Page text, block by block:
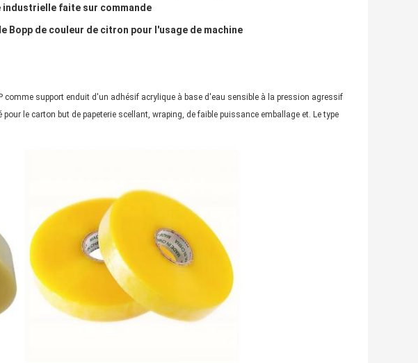
industrielle faite sur commande
Bopp de couleur de citron pour l'usage de machine
comme support enduit d'un adhésif acrylique à base d'eau sensible à la pression agressif
le carton but de papeterie scellant, wraping, de faible puissance emballage et. Le type